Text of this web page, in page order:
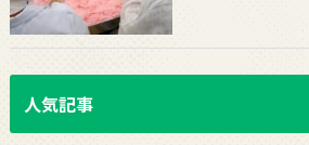
人気記事